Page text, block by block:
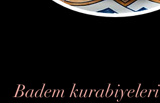
Badem kurabiyeleri